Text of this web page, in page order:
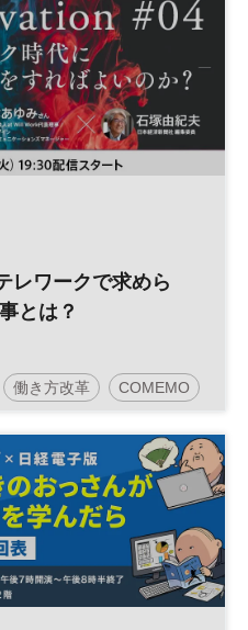
レワークで求めら
とは？
働き方改革 COMEMO